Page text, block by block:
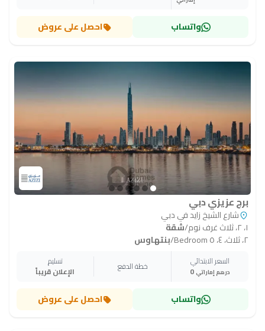
واتساب احصل على عروض
برج عزيزي دبي
شارع الشيخ زايد في دبي
١، ٢، ثلاث غرف نوم
/شقة
٢، ثلاث، ٤، ٥ Bedroom
/بنتهاوس
السعر الابتدائي
0درهم إماراتي خطة الدفع تسليم
الإعلان قريباً
واتساب احصل على عروض